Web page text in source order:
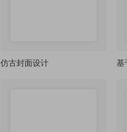
仿古封面设计 基